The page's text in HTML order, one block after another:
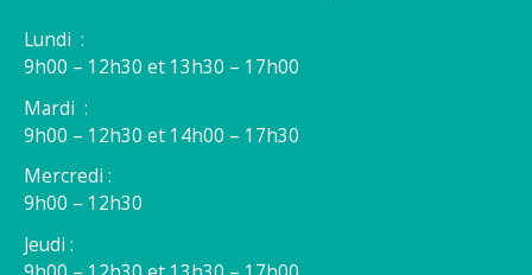
Lundi :
9h00 – 12h30 et 13h30 – 17h00
Mardi :
9h00 – 12h30 et 14h00 – 17h30
Mercredi :
9h00 – 12h30
Jeudi :